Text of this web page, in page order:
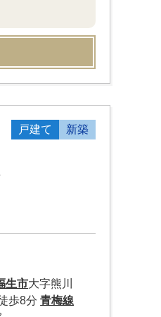
戸建て 新築
生市大字熊川
歩8分青梅線